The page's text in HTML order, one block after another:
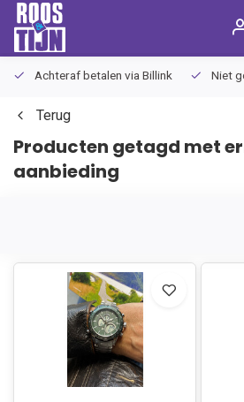
Achteraf betalen via Billink Niet
Terug
Producten getagd met
aanbieding